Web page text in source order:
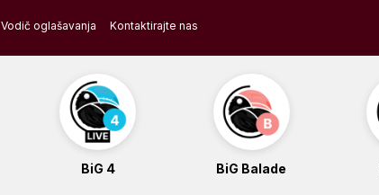
Vodič oglašavanja Kontaktirajte nas
BiG 4 BiG Balade